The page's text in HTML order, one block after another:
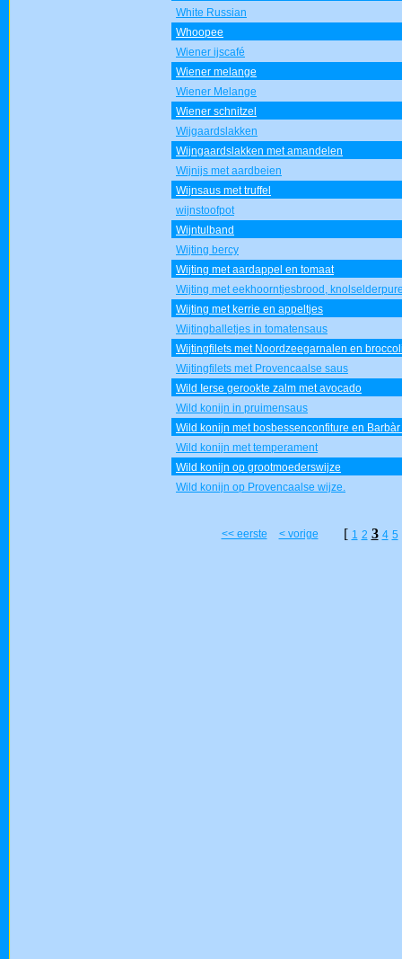
White Russian
Whoopee
Wiener ijscafé
Wiener melange
Wiener Melange
Wiener schnitzel
Wijgaardslakken
Wijngaardslakken met amandelen
Wijnijs met aardbeien
Wijnsaus met truffel
wijnstoofpot
Wijntulband
Wijting bercy
Wijting met aardappel en tomaat
Wijting met eekhoorntjesbrood,
Wijting met kerrie en appeltjes
Wijtingballetjes in tomatensaus
Wijtingfilets met Noordzeegarnalen en
Wijtingfilets met Provencaalse saus
Wild Ierse gerookte zalm met avocado
Wild konijn in pruimensaus
Wild konijn met bosbessenconfiture en
Wild konijn met temperament
Wild konijn op grootmoederswijze
Wild konijn op Provencaalse wijze.
<< eerste < vorige [ 1 2 3 4 5